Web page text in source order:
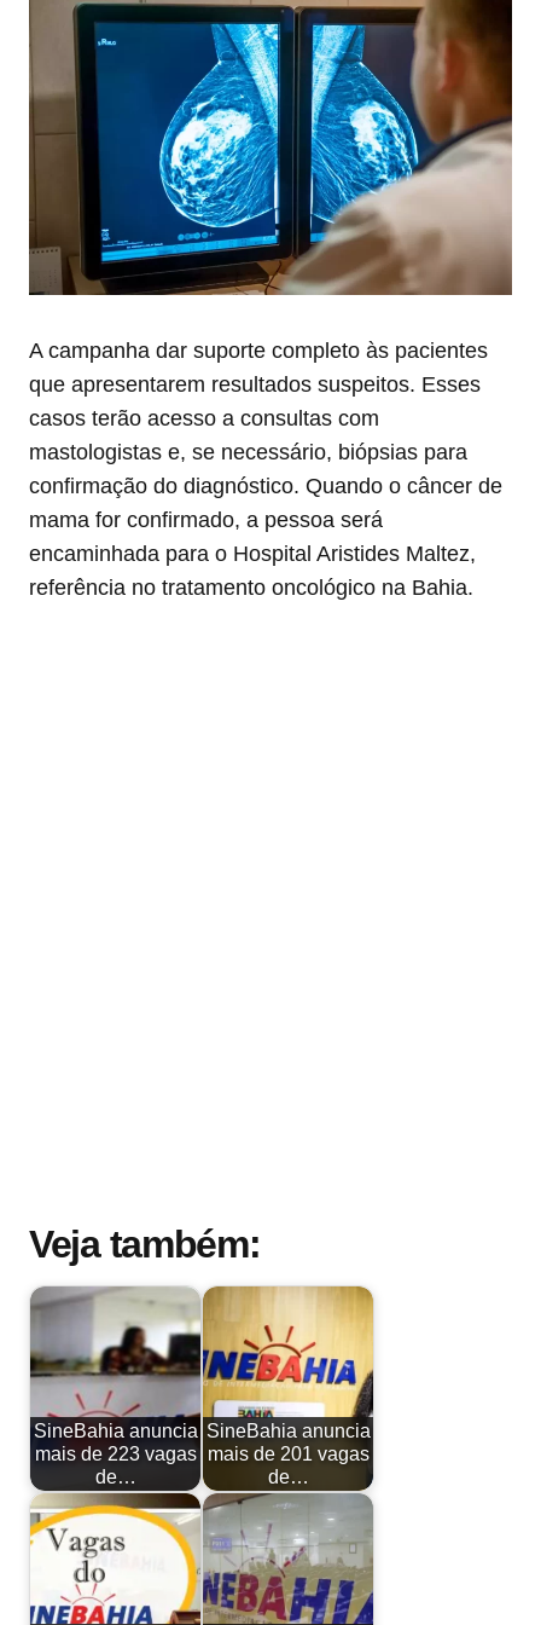
A campanha dar suporte completo às pacientes
que apresentarem resultados suspeitos. Esses
casos terão acesso a consultas com
mastologistas e, se necessário, biópsias para
confirmação do diagnóstico. Quando o câncer de
mama for confirmado, a pessoa será
encaminhada para o Hospital Aristides Maltez,
referência no tratamento oncológico na Bahia.
Veja também:
SineBahia anuncia
mais de 223 vagas
de…
SineBahia anuncia
mais de 201 vagas
de…